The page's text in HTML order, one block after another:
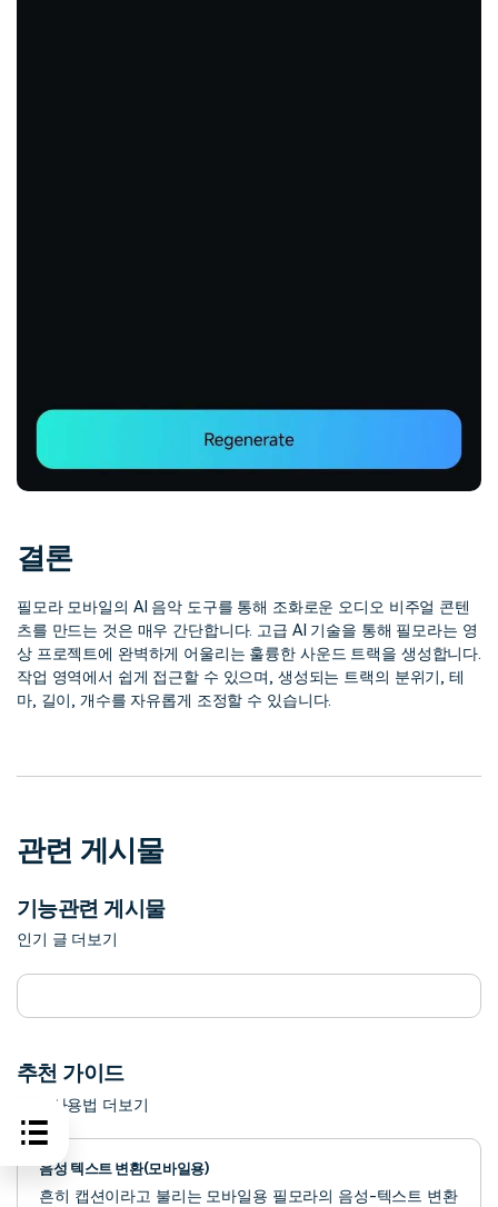
결론
필모라 모바일의 AI 음악 도구를 통해 조화로운 오디오 비주얼 콘텐
츠를 만드는 것은 매우 간단합니다. 고급 AI 기술을 통해 필모라는 영
상 프로젝트에 완벽하게 어울리는 훌륭한 사운드 트랙을 생성합니다.
작업 영역에서 쉽게 접근할 수 있으며, 생성되는 트랙의 분위기, 테
마, 길이, 개수를 자유롭게 조정할 수 있습니다.
관련 게시물
기능관련 게시물
인기 글 더보기
추천 가이드
기능 사용법 더보기
음성 텍스트 변환(모바일용)
흔히 캡션이라고 불리는 모바일용 필모라의 음성-텍스트 변환